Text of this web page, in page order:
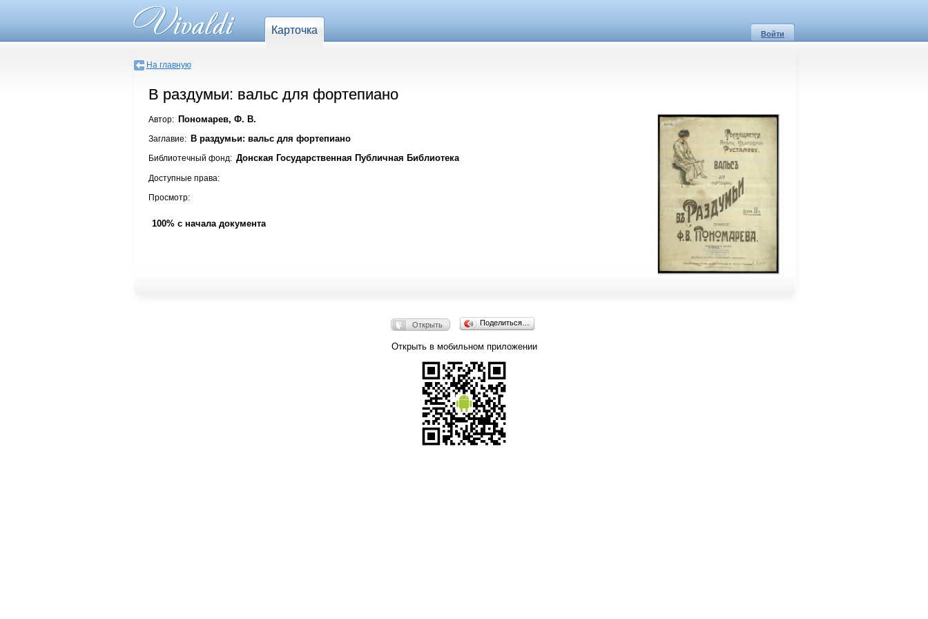
Карточка Войти
На главную
В раздумьи: вальс для фортепиано
Автор: Пономарев, Ф. В.
Заглавие: В раздумьи: вальс для фортепиано
Библиотечный фонд: Донская Государственная Публичная Библиотека
Доступные права:
Просмотр:
100% с начала документа
Открыть Поделиться…
Открыть в мобильном приложении